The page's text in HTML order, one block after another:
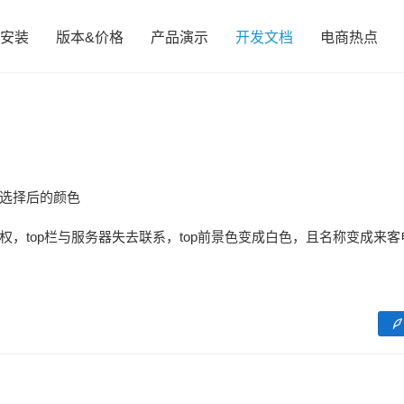
装 版本&价格 产品演示 开发文档 电商热点
择后的颜色
，top栏与服务器失去联系，top前景色变成白色，且名称变成来客